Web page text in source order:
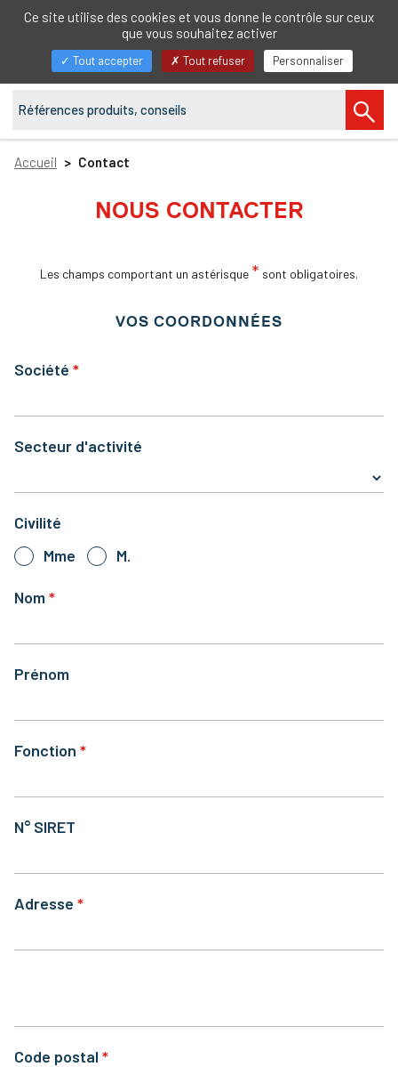
FR
Afficher/masquer
Accueil Contact
NOUS CONTACTER
Les champs comportant un astérisque * sont obligatoires.
VOS COORDONNÉES
Société
Secteur d'activité
Civilité
Mme
M.
Nom
Prénom
Fonction
N° SIRET
Adresse
Code postal
Ce site utilise des cookies et vous donne le contrôle sur ceux
que vous souhaitez activer
Tout accepter Tout refuser Personnaliser